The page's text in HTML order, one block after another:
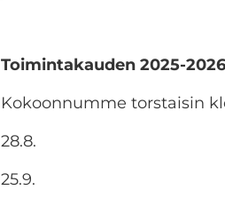
Toimintakauden 2025-
Kokoonnumme torstaisin
28.8.
25.9.